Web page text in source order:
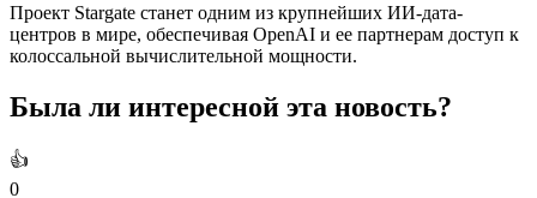
Проект Stargate станет одним из крупнейших ИИ-дата-
центров в мире, обеспечивая OpenAI и ее партнерам доступ к
колоссальной вычислительной мощности.
Была ли интересной эта новость?
👍
0